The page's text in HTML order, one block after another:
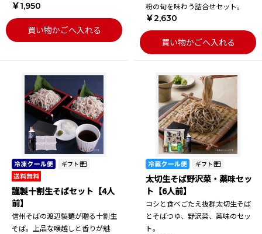
￥1,950
買い物かごへ入れる
粉の旬を味わう詰合せセット。
￥2,630
買い物かごへ入れる
謹製十割生そばセット【4人
前】
信州そばの渡辺製麺が贈る十割生
そば。上品な喉越しと香りが魅
太切生そば野沢菜・薬味セッ
ト【6人前】
コシと食べごたえ抜群太切生そば
とそばつゆ、野沢菜、薬味のセッ
ト。